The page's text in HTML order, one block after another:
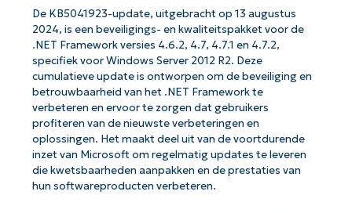
De KB5041923-update, uitgebracht op 13 augustus
2024, is een beveiligings- en kwaliteitspakket voor de
.NET Framework versies 4.6.2, 4.7, 4.7.1 en 4.7.2,
specifiek voor Windows Server 2012 R2. Deze
cumulatieve update is ontworpen om de beveiliging en
betrouwbaarheid van het .NET Framework te
verbeteren en ervoor te zorgen dat gebruikers
profiteren van de nieuwste verbeteringen en
oplossingen. Het maakt deel uit van de voortdurende
inzet van Microsoft om regelmatig updates te leveren
die kwetsbaarheden aanpakken en de prestaties van
hun softwareproducten verbeteren.